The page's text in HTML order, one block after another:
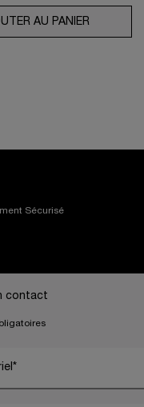
80AU PANIER
Sécurisé
contact
*